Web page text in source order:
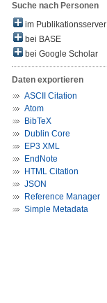
Suche nach Personen
im Publikationsserver
bei BASE
bei Google Scholar
Daten exportieren
ASCII Citation
Atom
BibTeX
Dublin Core
EP3 XML
EndNote
HTML Citation
JSON
Reference Manager
Simple Metadata